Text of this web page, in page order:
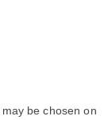
be chosen on